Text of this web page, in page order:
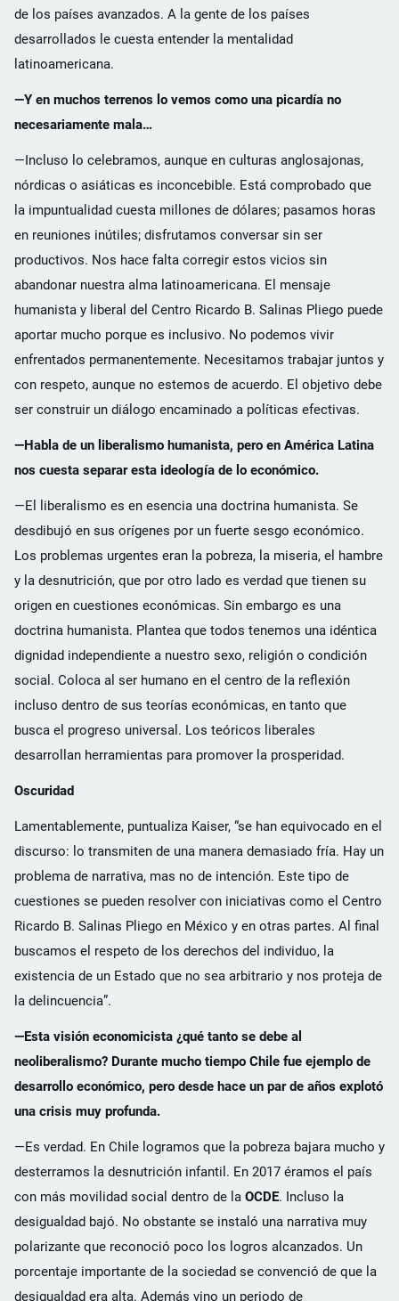
de los países avanzados. A la gente de los países
desarrollados le cuesta entender la mentalidad
latinoamericana.
—Y en muchos terrenos lo vemos como una picardía no
necesariamente mala…
—Incluso lo celebramos, aunque en culturas anglosajonas,
nórdicas o asiáticas es inconcebible. Está comprobado que
la impuntualidad cuesta millones de dólares; pasamos horas
en reuniones inútiles; disfrutamos conversar sin ser
productivos. Nos hace falta corregir estos vicios sin
abandonar nuestra alma latinoamericana. El mensaje
humanista y liberal del Centro Ricardo B. Salinas Pliego puede
aportar mucho porque es inclusivo. No podemos vivir
enfrentados permanentemente. Necesitamos trabajar juntos y
con respeto, aunque no estemos de acuerdo. El objetivo debe
ser construir un diálogo encaminado a políticas efectivas.
—Habla de un liberalismo humanista, pero en América Latina
nos cuesta separar esta ideología de lo económico.
—El liberalismo es en esencia una doctrina humanista. Se
desdibujó en sus orígenes por un fuerte sesgo económico.
Los problemas urgentes eran la pobreza, la miseria, el hambre
y la desnutrición, que por otro lado es verdad que tienen su
origen en cuestiones económicas. Sin embargo es una
doctrina humanista. Plantea que todos tenemos una idéntica
dignidad independiente a nuestro sexo, religión o condición
social. Coloca al ser humano en el centro de la reflexión
incluso dentro de sus teorías económicas, en tanto que
busca el progreso universal. Los teóricos liberales
desarrollan herramientas para promover la prosperidad.
Oscuridad
Lamentablemente, puntualiza Kaiser, “se han equivocado en el
discurso: lo transmiten de una manera demasiado fría. Hay un
problema de narrativa, mas no de intención. Este tipo de
cuestiones se pueden resolver con iniciativas como el Centro
Ricardo B. Salinas Pliego en México y en otras partes. Al final
buscamos el respeto de los derechos del individuo, la
existencia de un Estado que no sea arbitrario y nos proteja de
la delincuencia”.
—Esta visión economicista ¿qué tanto se debe al
neoliberalismo? Durante mucho tiempo Chile fue ejemplo de
desarrollo económico, pero desde hace un par de años explotó
una crisis muy profunda.
—Es verdad. En Chile logramos que la pobreza bajara mucho y
desterramos la desnutrición infantil. En 2017 éramos el país
con más movilidad social dentro de la OCDE. Incluso la
desigualdad bajó. No obstante se instaló una narrativa muy
polarizante que reconoció poco los logros alcanzados. Un
porcentaje importante de la sociedad se convenció de que la
desigualdad era alta. Además vino un periodo de